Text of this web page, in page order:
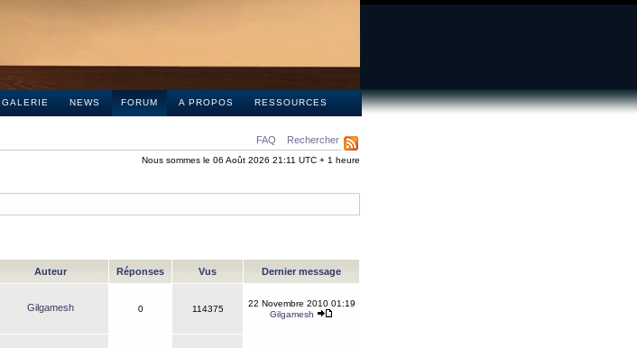
GALERIE NEWS FORUM A PROPOS RESSOURCES
FAQ Rechercher
Nous sommes le 06 Août 2026 21:11 UTC + 1 heure
Auteur Réponses Vus Dernier message
Gilgamesh 0 114375
22 Novembre 2010 01:19
Gilgamesh